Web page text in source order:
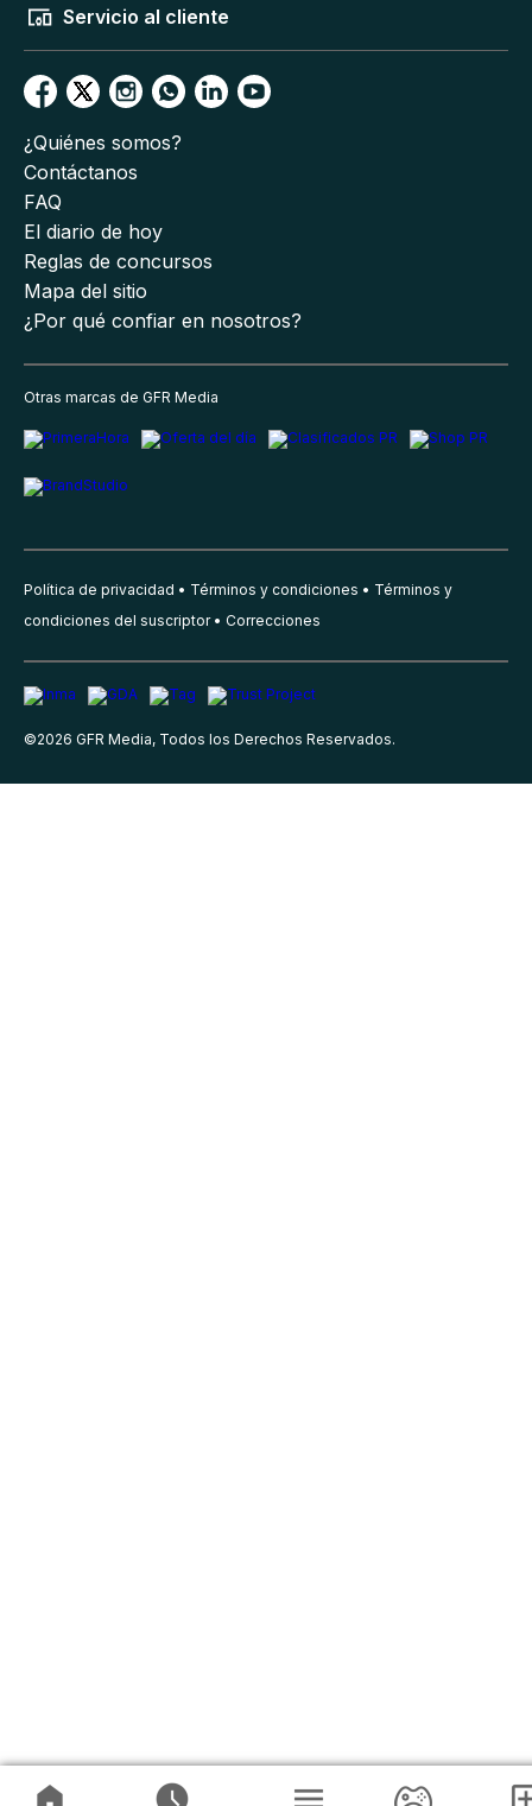
Servicio al cliente
¿Quiénes somos?
Contáctanos
FAQ
El diario de hoy
Reglas de concursos
Mapa del sitio
¿Por qué confiar en nosotros?
Otras marcas de GFR Media
Política de privacidad Términos y condiciones
Términos y
condiciones del suscriptor
Correcciones
©2026 GFR Media, Todos los Derechos Reservados.